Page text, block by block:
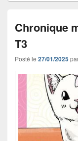
Chronique
T3
Posté le 27/01/2025